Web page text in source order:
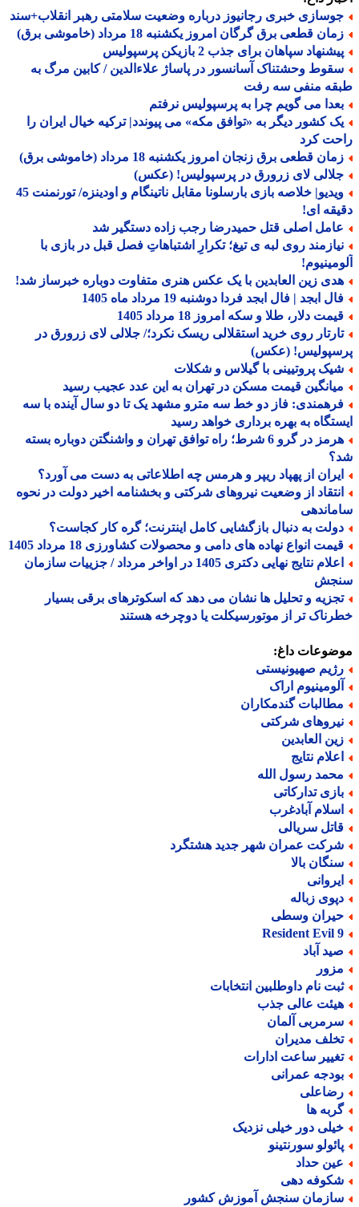
خبری رجانیوز درباره وضعیت سلامتی رهبر انقلاب+سند
قطعی برق گرگان امروز یکشنبه 18 مرداد (خاموشی برق)
سپاهان برای جذب 2 بازیکن پرسپولیس
وحشتناک آسانسور در پاساژ علاءالدین / کابین مرگ به
منفی سه رفت
می گویم چرا به پرسپولیس نرفتم
کشور دیگر به «توافق مکه» می پیوندد| ترکیه خیال ایران را
کرد
قطعی برق زنجان امروز یکشنبه 18 مرداد (خاموشی برق)
لای زرورق در پرسپولیس! (عکس)
ویدیو| خلاصه بازی بارسلونا مقابل ناتینگام و اودینزه/ تورنمنت 45
ای!
اصلی قتل حمیدرضا رجب زاده دستگیر شد
روی لبه ی تیغ؛ تکرارِ اشتباهاتِ فصل قبل در بازی با
زین العابدین با یک عکس هنری متفاوت دوباره خبرساز شد!
ابجد | فال ابجد فردا دوشنبه 19 مرداد ماه 1405
دلار، طلا و سکه امروز 18 مرداد 1405
روی خرید استقلالی ریسک نکرد؛/ جلالی لای زرورق در
(عکس)
پروتیینی با گیلاس و شکلات
قیمت مسکن در تهران به این عدد عجیب رسید
فاز دو خط سه مترو مشهد یک تا دو سال آینده با سه
به بهره برداری خواهد رسید
هرمز در گرو 6 شرط؛ راه توافق تهران و واشنگتن دوباره بسته
از پهپاد ریپر و هرمس چه اطلاعاتی به دست می آورد؟
از وضعیت نیروهای شرکتی و بخشنامه اخیر دولت در نحوه
به دنبال بازگشایی کامل اینترنت؛ گره کار کجاست؟
انواع نهاده های دامی و محصولات کشاورزی 18 مرداد 1405
اعلام نتایج نهایی دکتری 1405 در اواخر مرداد / جزییات سازمان
و تحلیل ها نشان می دهد که اسکوترهای برقی بسیار
تر از موتورسیکلت یا دوچرخه هستند
داغ:
صهیونیستی
اراک
گندمکاران
شرکتی
العابدین
نتایج
رسول الله
تدارکاتی
آبادغرب
سریالی
عمران شهر جدید هشتگرد
بالا
زباله
وسطی
Resident Evil
آباد
نام داوطلبین انتخابات
عالی جذب
آلمان
مدیران
ساعت ادارات
عمرانی
ها
دور خیلی نزدیک
سورنتینو
حداد
دهی
سنجش آموزش کشور